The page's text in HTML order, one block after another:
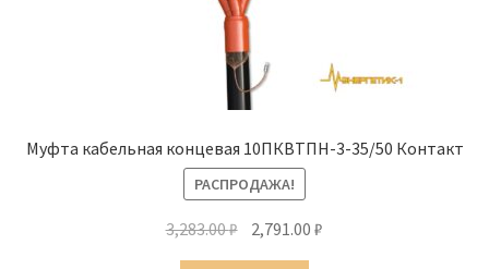
Муфта кабельная концевая 10ПКВТПН-3-35/50 Контакт
РАСПРОДАЖА!
3,283.00₽ Первоначальная
2,791.00₽